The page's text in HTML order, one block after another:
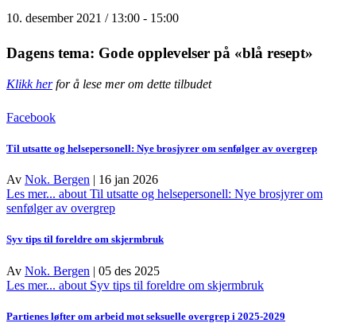
10. desember 2021 / 13:00 - 15:00
Dagens tema: Gode opplevelser på «blå resept»
Klikk herfor å lese mer om dette tilbudet
Facebook
Til utsatte og helsepersonell: Nye brosjyrer om senfølger av overgrep
Av Nok. Bergen | 16 jan 2026
Les mer... about Til utsatte og helsepersonell: Nye brosjyrer om
senfølger av overgrep
Syv tips til foreldre om skjermbruk
Av Nok. Bergen | 05 des 2025
Les mer... about Syv tips til foreldre om skjermbruk
Partienes løfter om arbeid mot seksuelle overgrep i 2025-2029